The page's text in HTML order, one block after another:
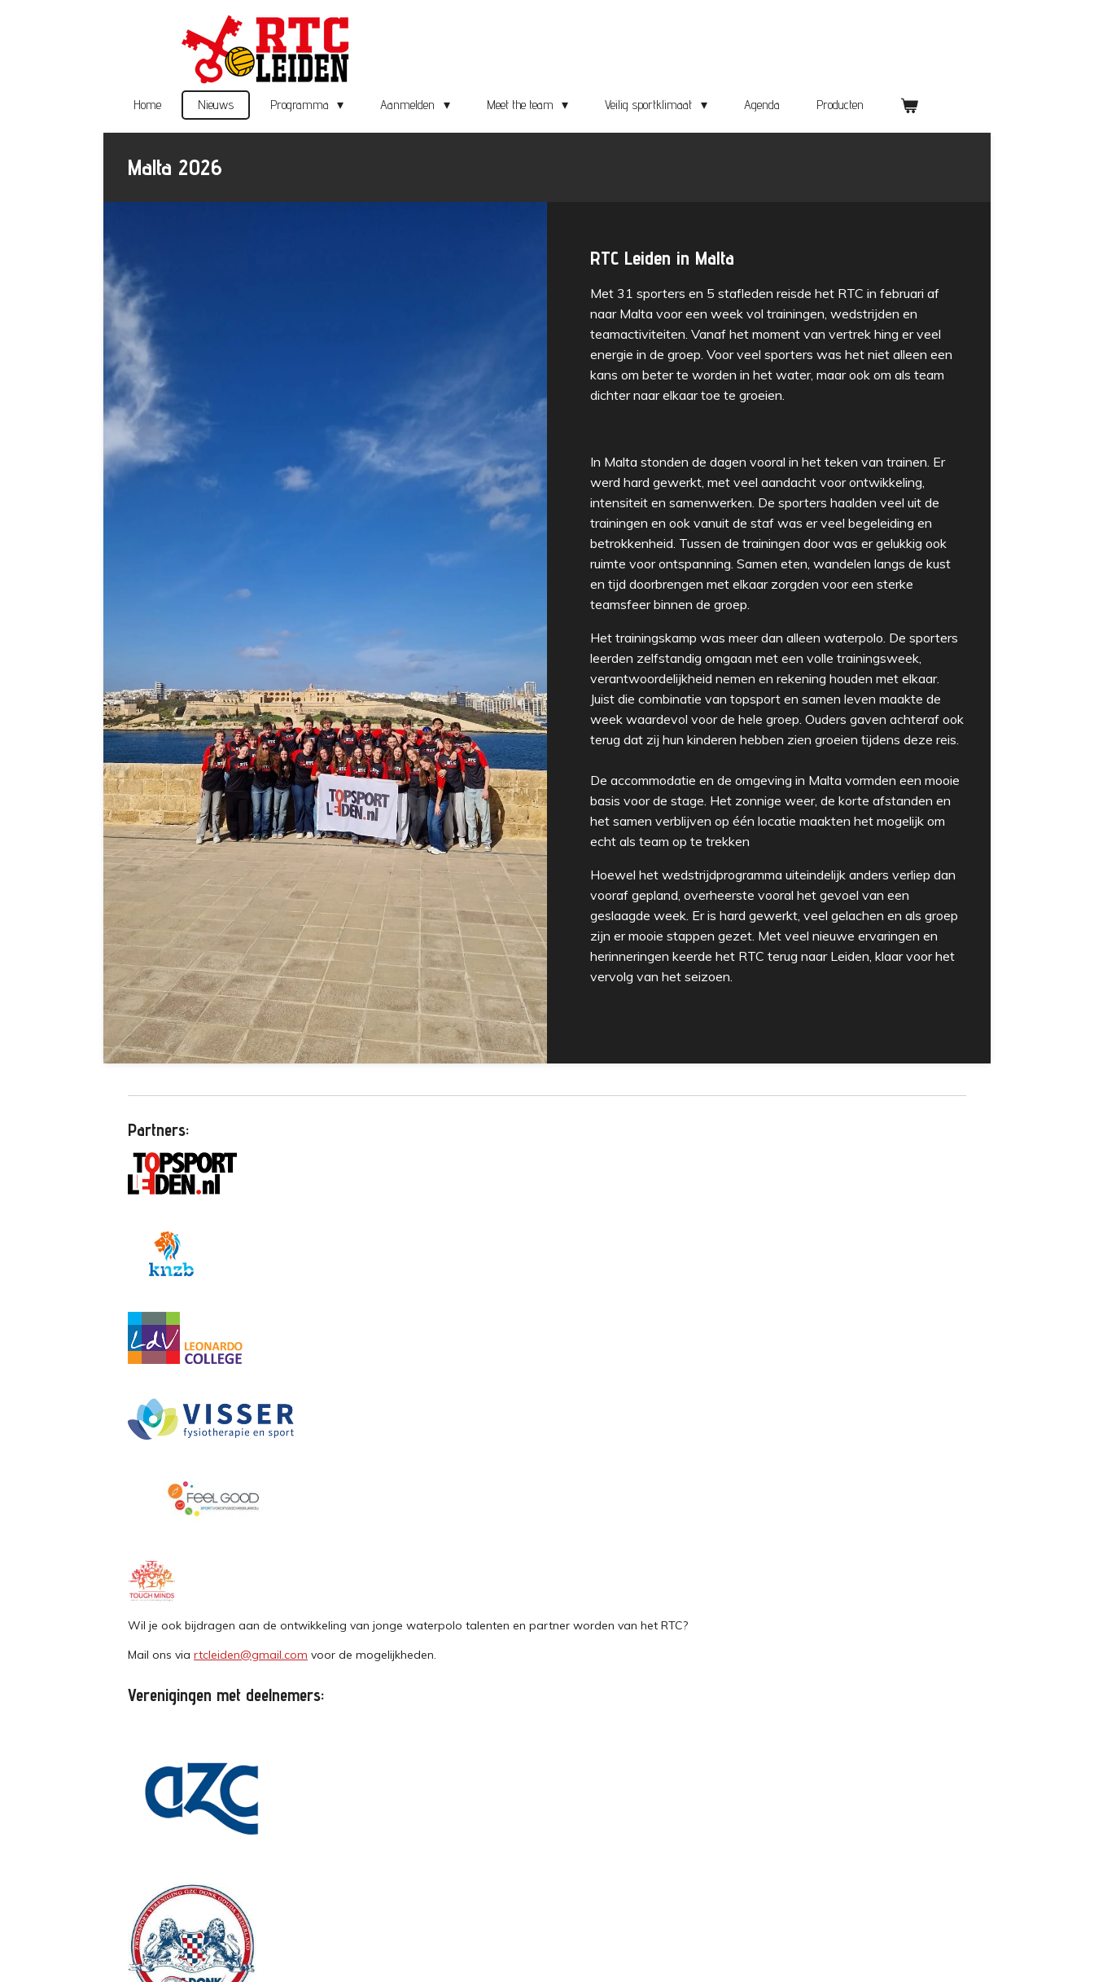
Home Nieuws Programma Aanmelden Meet the team Veilig sportklimaat Agenda Producten
Malta 2026
RTC Leiden in Malta
Met 31 sporters en 5 stafleden reisde het RTC in februari af
naar Malta voor een week vol trainingen, wedstrijden en
teamactiviteiten. Vanaf het moment van vertrek hing er veel
energie in de groep. Voor veel sporters was het niet alleen een
kans om beter te worden in het water, maar ook om als team
dichter naar elkaar toe te groeien.
In Malta stonden de dagen vooral in het teken van trainen. Er
werd hard gewerkt, met veel aandacht voor ontwikkeling,
intensiteit en samenwerken. De sporters haalden veel uit de
trainingen en ook vanuit de staf was er veel begeleiding en
betrokkenheid. Tussen de trainingen door was er gelukkig ook
ruimte voor ontspanning. Samen eten, wandelen langs de kust
en tijd doorbrengen met elkaar zorgden voor een sterke
teamsfeer binnen de groep.
Het trainingskamp was meer dan alleen waterpolo. De sporters
leerden zelfstandig omgaan met een volle trainingsweek,
verantwoordelijkheid nemen en rekening houden met elkaar.
Juist die combinatie van topsport en samen leven maakte de
week waardevol voor de hele groep. Ouders gaven achteraf ook
terug dat zij hun kinderen hebben zien groeien tijdens deze reis.
De accommodatie en de omgeving in Malta vormden een mooie
basis voor de stage. Het zonnige weer, de korte afstanden en
het samen verblijven op één locatie maakten het mogelijk om
echt als team op te trekken
Hoewel het wedstrijdprogramma uiteindelijk anders verliep dan
vooraf gepland, overheerste vooral het gevoel van een
geslaagde week. Er is hard gewerkt, veel gelachen en als groep
zijn er mooie stappen gezet. Met veel nieuwe ervaringen en
herinneringen keerde het RTC terug naar Leiden, klaar voor het
vervolg van het seizoen.
Partners:
Wil je ook bijdragen aan de ontwikkeling van jonge waterpolo talenten en partner worden van het RTC?
Mail ons via rtcleiden@gmail.com voor de mogelijkheden.
Verenigingen met deelnemers: